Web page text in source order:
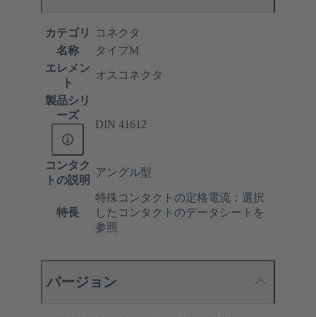
カテゴリ
コネクタ
名称
タイプM
エレメン
ト
オスコネクタ
製品シリ
ーズ
DIN 41612
コンタク
トの説明
アングル型
特長
特殊コンタクトの定格電流：選択
したコンタクトのデータシートを
参照
バージョン